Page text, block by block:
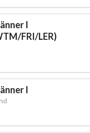
I
FRI/LER)
I